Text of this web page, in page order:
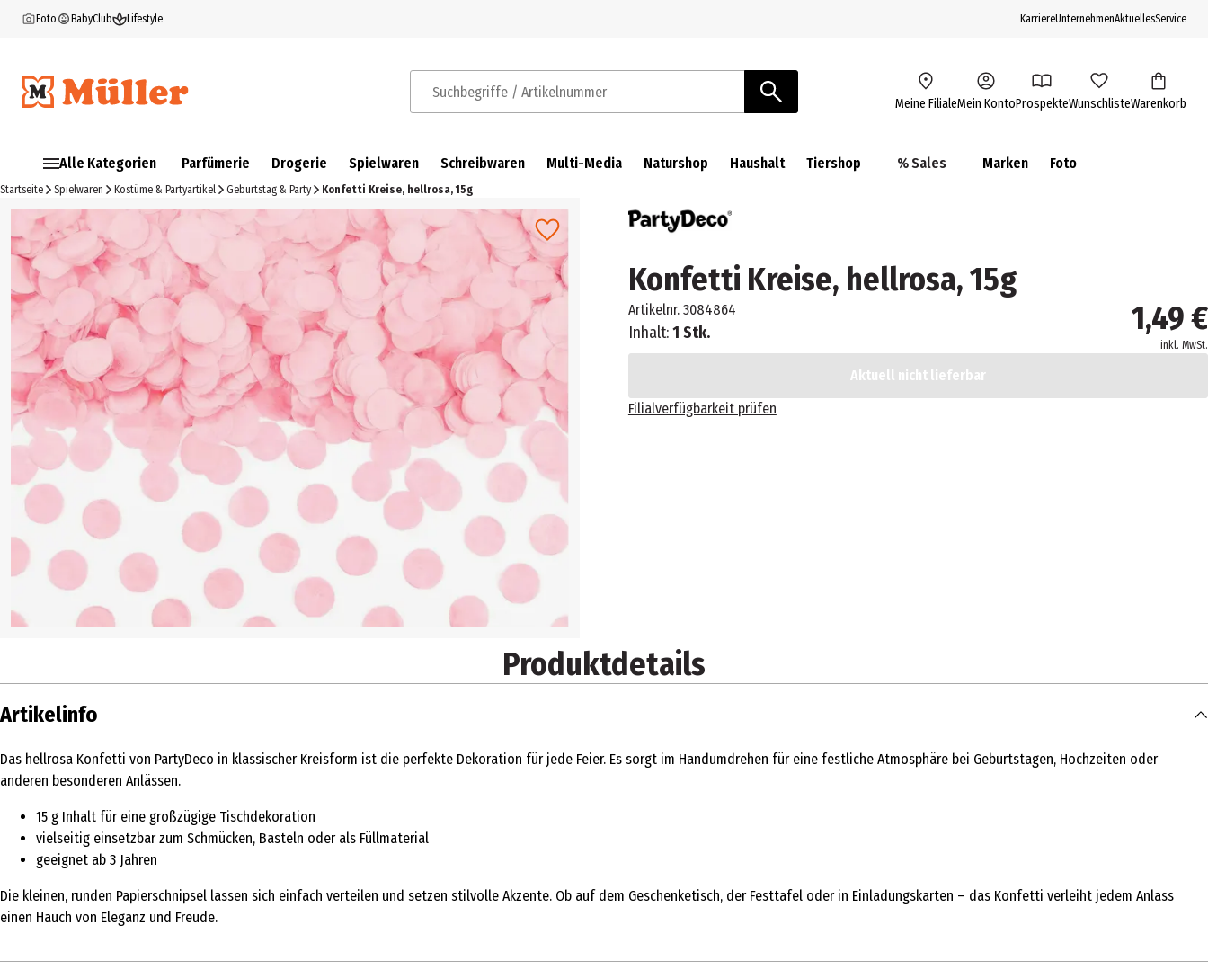
Foto BabyClub Lifestyle KarriereUnternehmenAktuellesService
Suchbegriffe / Artikelnummer Meine FilialeMein KontoProspekteWunschlisteWarenkorb
Alle Kategorien Parfümerie Drogerie Spielwaren Schreibwaren Multi-Media Naturshop Haushalt Tiershop % Sales Marken Foto
Startseite Spielwaren Kostüme & Partyartikel Geburtstag & Party Konfetti Kreise, hellrosa, 15g
Konfetti Kreise, hellrosa, 15g
Artikelnr. 3084864
Inhalt:1 Stk. 1,49 €
inkl. MwSt.
Aktuell nicht lieferbar
Filialverfügbarkeit prüfen
Produktdetails
Artikelinfo
Das hellrosa Konfetti von PartyDeco in klassischer Kreisform ist die perfekte Dekoration für jede Feier. Es sorgt im Handumdrehen für eine festliche Atmosphäre bei Geburtstagen, Hochzeiten oder
anderen besonderen Anlässen.
15 g Inhalt für eine großzügige Tischdekoration
vielseitig einsetzbar zum Schmücken, Basteln oder als Füllmaterial
geeignet ab 3 Jahren
Die kleinen, runden Papierschnipsel lassen sich einfach verteilen und setzen stilvolle Akzente. Ob auf dem Geschenketisch, der Festtafel oder in Einladungskarten – das Konfetti verleiht jedem Anlass
einen Hauch von Eleganz und Freude.